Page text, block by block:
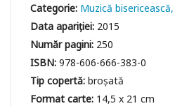
Categorie: Muzică bisericească
Data apariției: 2015
Număr pagini: 250
ISBN:978-606-666-383-0
Tip copertă:broșată
Format carte: 14,5 x 21 cm